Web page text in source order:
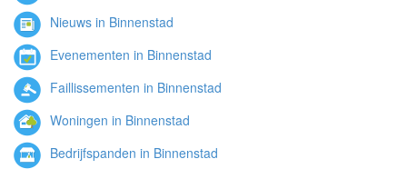
Nieuws in Binnenstad
Evenementen in Binnenstad
Faillissementen in Binnenstad
Woningen in Binnenstad
Bedrijfspanden in Binnenstad